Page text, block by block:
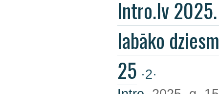
Intro.lv
labāko
25 ·2·